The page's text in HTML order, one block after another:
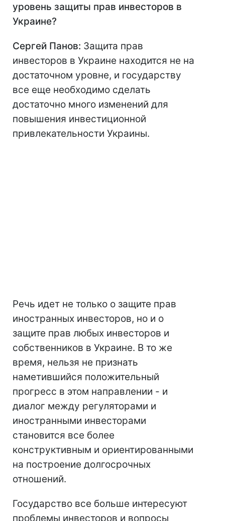
уровень защиты прав инвесторов в
Украине?
Сергей Панов: Защита прав
инвесторов в Украине находится не на
достаточном уровне, и государству
все еще необходимо сделать
достаточно много изменений для
повышения инвестиционной
привлекательности Украины.
Речь идет не только о защите прав
иностранных инвесторов, но и о
защите прав любых инвесторов и
собственников в Украине. В то же
время, нельзя не признать
наметившийся положительный
прогресс в этом направлении - и
диалог между регуляторами и
иностранными инвесторами
становится все более
конструктивным и ориентированными
на построение долгосрочных
отношений.
Государство все больше интересуют
проблемы инвесторов и вопросы